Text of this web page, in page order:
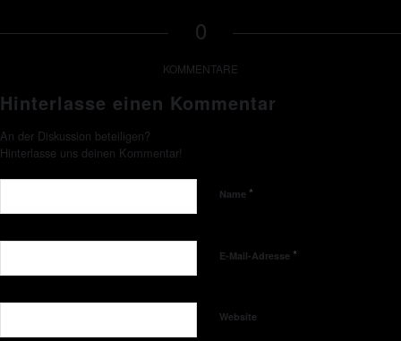
0
KOMMENTARE
Hinterlasse einen Kommentar
An der Diskussion beteiligen?
Hinterlasse uns deinen Kommentar!
Name *
E-Mail-Adresse *
Website